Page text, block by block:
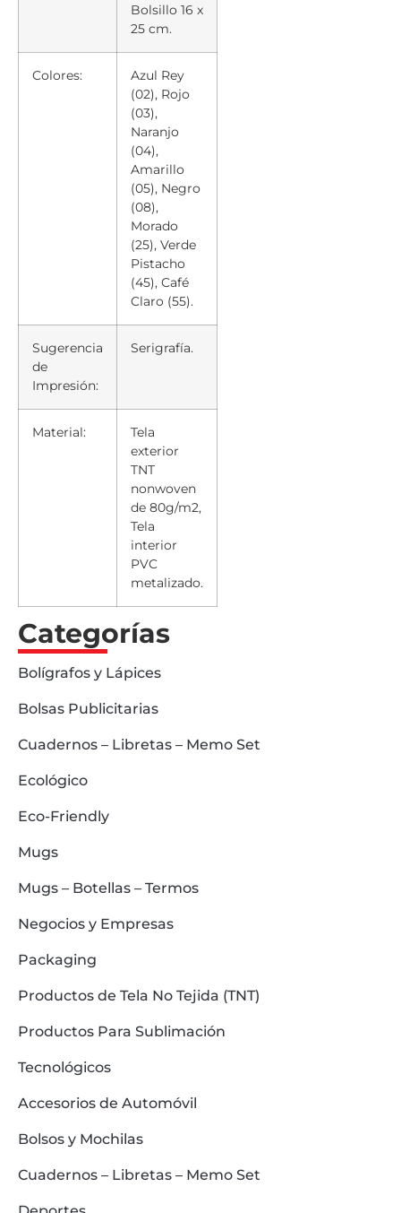
Bolsillo 16 x
25 cm.
Colores:
Azul Rey
(02), Rojo
(03),
Naranjo
(04),
Amarillo
(05), Negro
(08),
Morado
(25), Verde
Pistacho
(45), Café
Claro (55).
Sugerencia
de
Impresión:
Serigrafía.
Material:
Tela
exterior
TNT
nonwoven
de 80g/m2,
Tela
interior
PVC
metalizado.
Categorías
Bolígrafos y Lápices
Bolsas Publicitarias
Cuadernos – Libretas – Memo Set
Ecológico
Eco-Friendly
Mugs
Mugs – Botellas – Termos
Negocios y Empresas
Packaging
Productos de Tela No Tejida (TNT)
Productos Para Sublimación
Tecnológicos
Accesorios de Automóvil
Bolsos y Mochilas
Cuadernos – Libretas – Memo Set